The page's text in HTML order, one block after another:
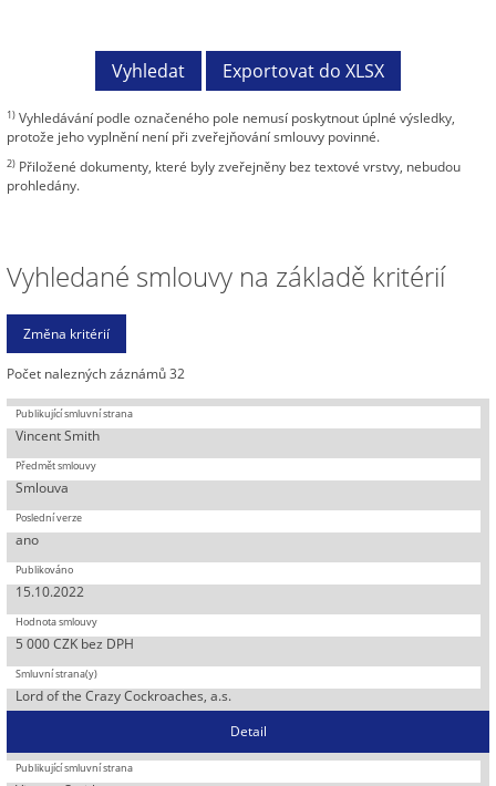
1) Vyhledávání podle označeného pole nemusí poskytnout úplné výsledky,
protože jeho vyplnění není při zveřejňování smlouvy povinné.
2) Přiložené dokumenty, které byly zveřejněny bez textové vrstvy, nebudou
prohledány.
Vyhledané smlouvy na základě kritérií
Počet nalezných záznámů 32
Vincent Smith
Smlouva
ano
15.10.2022
5 000 CZK bez DPH
Lord of the Crazy Cockroaches, a.s.
Detail